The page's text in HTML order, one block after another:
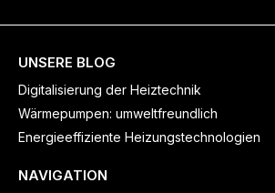
UNSERE BLOG
Digitalisierung der Heiztechnik
Wärmepumpen: umweltfreundlich
Energieeffiziente Heizungstechnologien
NAVIGATION